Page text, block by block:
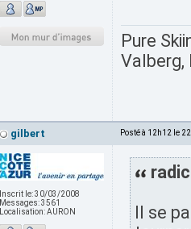
Pure
Valberg,
gilbert Posté à 12h12 le
Inscrit le:30/03/2008
Messages:3561
Localisation:AURON
Il se